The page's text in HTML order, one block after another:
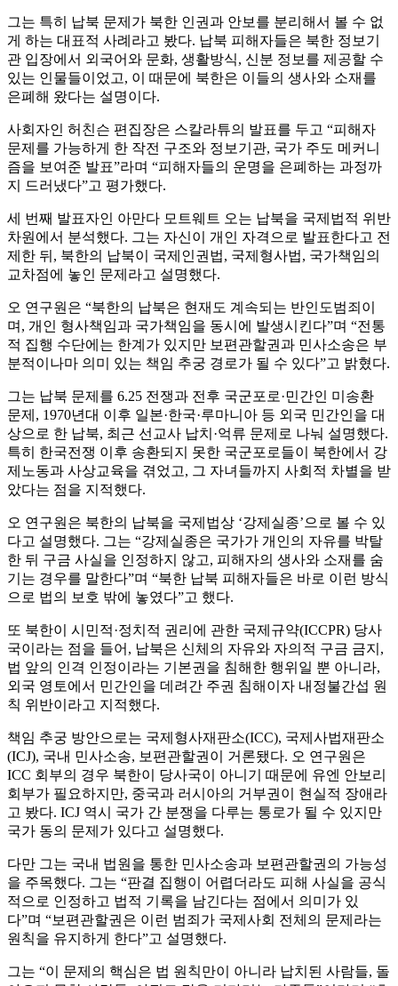
그는 특히 납북 문제가 북한 인권과 안보를 분리해서 볼 수 없
게 하는 대표적 사례라고 봤다. 납북 피해자들은 북한 정보기
관 입장에서 외국어와 문화, 생활방식, 신분 정보를 제공할 수
있는 인물들이었고, 이 때문에 북한은 이들의 생사와 소재를
은폐해 왔다는 설명이다.
사회자인 허친슨 편집장은 스칼라튜의 발표를 두고 “피해자
문제를 가능하게 한 작전 구조와 정보기관, 국가 주도 메커니
즘을 보여준 발표”라며 “피해자들의 운명을 은폐하는 과정까
지 드러냈다”고 평가했다.
세 번째 발표자인 아만다 모트웨트 오는 납북을 국제법적 위반
차원에서 분석했다. 그는 자신이 개인 자격으로 발표한다고 전
제한 뒤, 북한의 납북이 국제인권법, 국제형사법, 국가책임의
교차점에 놓인 문제라고 설명했다.
오 연구원은 “북한의 납북은 현재도 계속되는 반인도범죄이
며, 개인 형사책임과 국가책임을 동시에 발생시킨다”며 “전통
적 집행 수단에는 한계가 있지만 보편관할권과 민사소송은 부
분적이나마 의미 있는 책임 추궁 경로가 될 수 있다”고 밝혔다.
그는 납북 문제를 6.25 전쟁과 전후 국군포로·민간인 미송환
문제, 1970년대 이후 일본·한국·루마니아 등 외국 민간인을 대
상으로 한 납북, 최근 선교사 납치·억류 문제로 나눠 설명했다.
특히 한국전쟁 이후 송환되지 못한 국군포로들이 북한에서 강
제노동과 사상교육을 겪었고, 그 자녀들까지 사회적 차별을 받
았다는 점을 지적했다.
오 연구원은 북한의 납북을 국제법상 ‘강제실종’으로 볼 수 있
다고 설명했다. 그는 “강제실종은 국가가 개인의 자유를 박탈
한 뒤 구금 사실을 인정하지 않고, 피해자의 생사와 소재를 숨
기는 경우를 말한다”며 “북한 납북 피해자들은 바로 이런 방식
으로 법의 보호 밖에 놓였다”고 했다.
또 북한이 시민적·정치적 권리에 관한 국제규약(ICCPR) 당사
국이라는 점을 들어, 납북은 신체의 자유와 자의적 구금 금지,
법 앞의 인격 인정이라는 기본권을 침해한 행위일 뿐 아니라,
외국 영토에서 민간인을 데려간 주권 침해이자 내정불간섭 원
칙 위반이라고 지적했다.
책임 추궁 방안으로는 국제형사재판소(ICC), 국제사법재판소
(ICJ), 국내 민사소송, 보편관할권이 거론됐다. 오 연구원은
ICC 회부의 경우 북한이 당사국이 아니기 때문에 유엔 안보리
회부가 필요하지만, 중국과 러시아의 거부권이 현실적 장애라
고 봤다. ICJ 역시 국가 간 분쟁을 다루는 통로가 될 수 있지만
국가 동의 문제가 있다고 설명했다.
다만 그는 국내 법원을 통한 민사소송과 보편관할권의 가능성
을 주목했다. 그는 “판결 집행이 어렵더라도 피해 사실을 공식
적으로 인정하고 법적 기록을 남긴다는 점에서 의미가 있
다”며 “보편관할권은 이런 범죄가 국제사회 전체의 문제라는
원칙을 유지하게 한다”고 설명했다.
그는 “이 문제의 핵심은 법 원칙만이 아니라 납치된 사람들, 돌